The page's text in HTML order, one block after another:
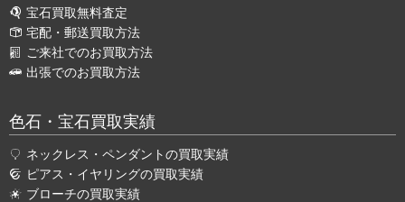
宝石買取無料査定
宅配・郵送買取方法
ご来社でのお買取方法
出張でのお買取方法
色石・宝石買取実績
ネックレス・ペンダントの買取実績
ピアス・イヤリングの買取実績
ブローチの買取実績